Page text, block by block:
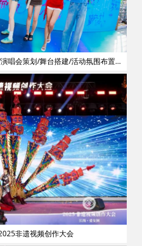
唱会策划/舞台搭建/活动氛围布置/
网红邀请
非遗视频创作大会